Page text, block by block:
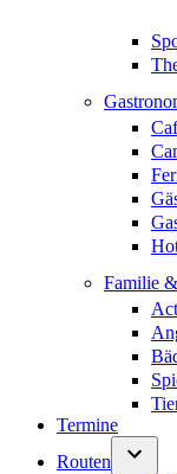
Familie
Termine
Routen